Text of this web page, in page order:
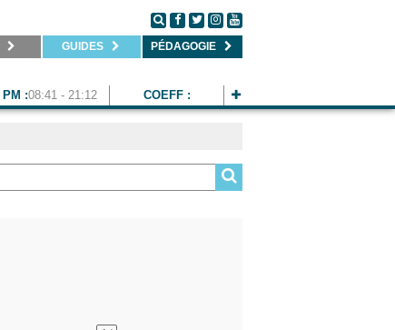
GUIDES PÉDAGOGIE
PM :08:41 - 21:12 COEFF :